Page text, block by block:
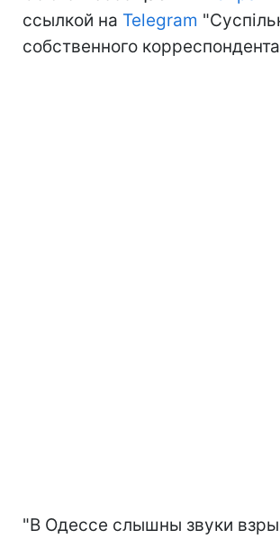
ссылкой на Telegram
собственного
"В Одессе слышны звуки